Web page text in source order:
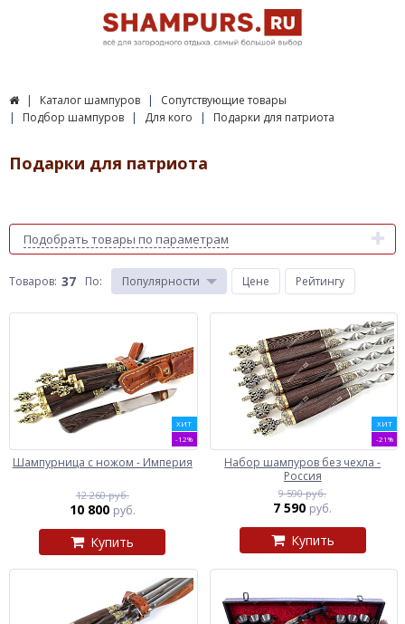
Каталог шампуров
Сопутствующие товары
Подбор шампуров
Для кого Подарки для патриота
Подарки для патриота
Подобрать товары по параметрам
Товаров: 37 По: Популярности Цене Рейтингу
ХИТ
-12%
Шампурница с ножом - Империя
12 260 руб.
10 800 руб.
Купить
ХИТ
-21%
Набор шампуров без чехла -
Россия
9 590 руб.
7 590 руб.
Купить